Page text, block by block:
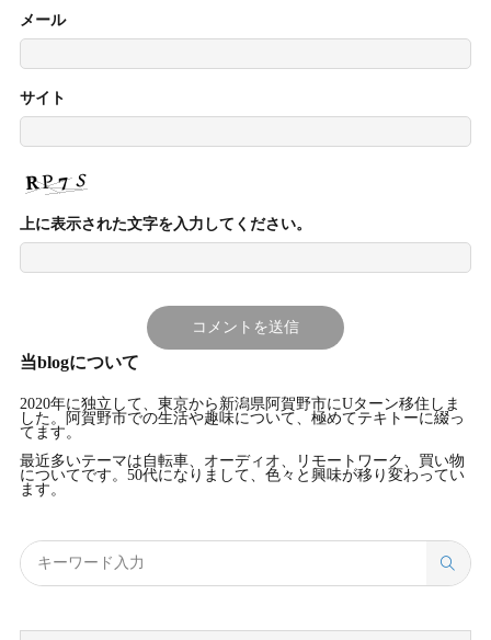
メール
サイト
上に表示された文字を入力してください。
当blogについて
2020年に独立して、東京から新潟県阿賀野市にUターン移住しま
した。阿賀野市での生活や趣味について、極めてテキトーに綴っ
てます。
最近多いテーマは自転車、オーディオ、リモートワーク、買い物
についてです。50代になりまして、色々と興味が移り変わってい
ます。